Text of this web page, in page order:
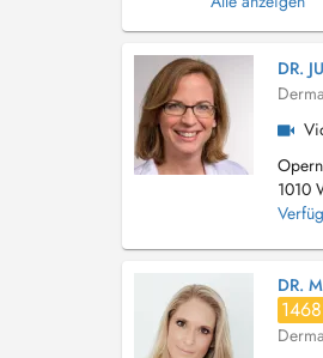
DR.
1010
DR.
1468